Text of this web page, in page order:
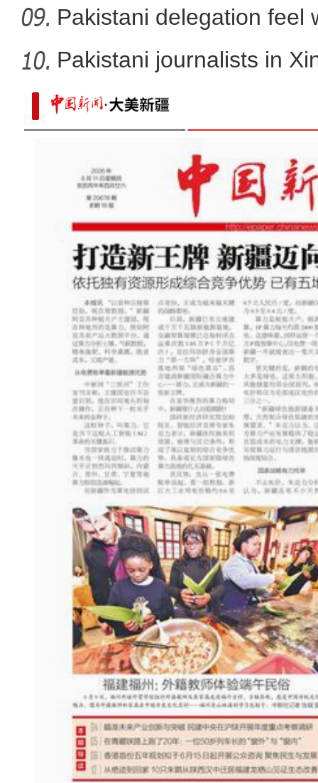
新疆乌恰：绵羊掉进下水道，
Pakistani delegation feel
developm
Pakistani journalists in